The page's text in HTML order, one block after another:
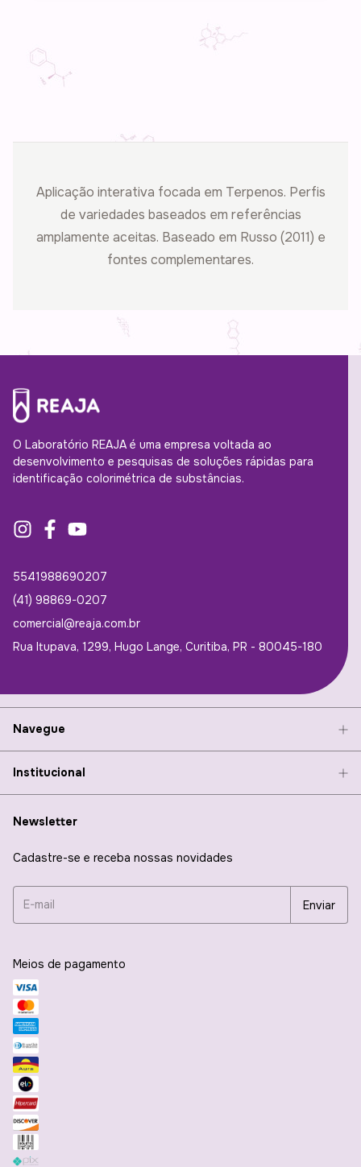
Aplicação interativa focada em Terpenos. Perfis
de variedades baseados em referências
amplamente aceitas. Baseado em Russo (2011) e
fontes complementares.
O Laboratório REAJA é uma empresa voltada ao
desenvolvimento e pesquisas de soluções rápidas para
identificação colorimétrica de substâncias.
5541988690207
(41) 98869-0207
comercial@reaja.com.br
Rua Itupava, 1299, Hugo Lange, Curitiba, PR - 80045-180
Navegue
Institucional
Newsletter
Cadastre-se e receba nossas novidades
Meios de pagamento